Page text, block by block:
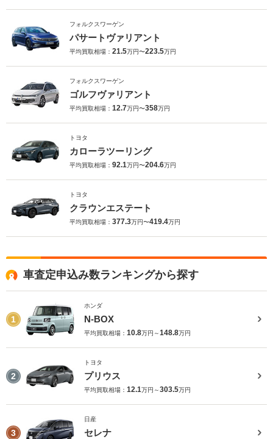
フォルクスワーゲン
パサートヴァリアント
平均買取相場： 21.5万円〜223.5万円
フォルクスワーゲン
ゴルフヴァリアント
平均買取相場： 12.7万円〜358万円
トヨタ
カローラツーリング
平均買取相場： 92.1万円〜204.6万円
トヨタ
クラウンエステート
平均買取相場： 377.3万円〜419.4万円
車査定申込み数ランキングから探す
1
ホンダ
N-BOX
平均買取相場： 10.8万円～148.8万円
2
トヨタ
プリウス
平均買取相場： 12.1万円～303.5万円
3
日産
セレナ